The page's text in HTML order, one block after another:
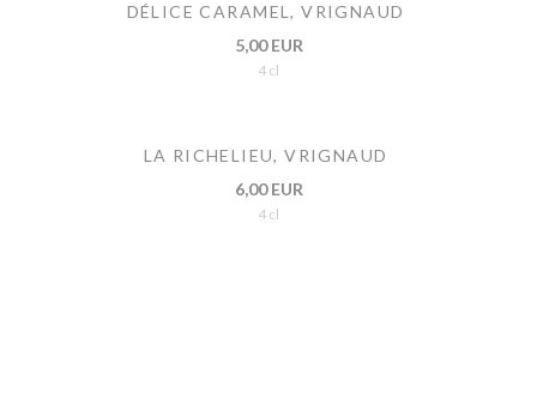
DÉLICE CARAMEL, VRIGNAUD
5,00 EUR
4 cl
LA RICHELIEU, VRIGNAUD
6,00 EUR
4 cl